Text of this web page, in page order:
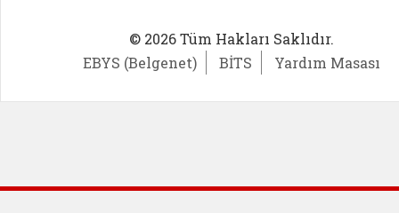
© 2026 Tüm Hakları Saklıdır.
EBYS (Belgenet)
BİTS Yardım Masası